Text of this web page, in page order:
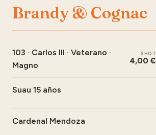
Brandy & Cognac
103 · Carlos III · Veterano ·
Magno
SHOT
4,00 €
Suau 15 años
Cardenal Mendoza